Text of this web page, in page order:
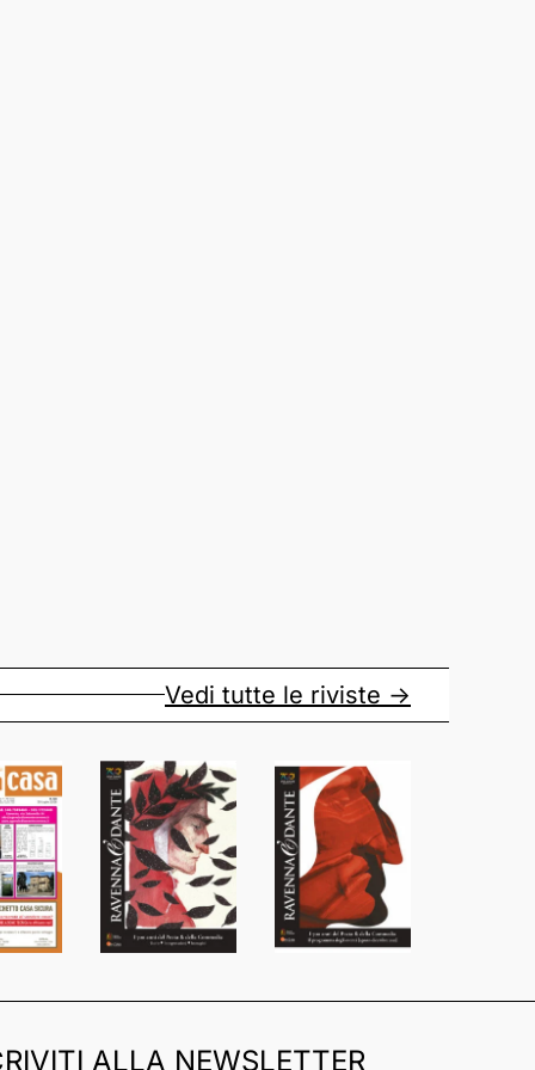
Vedi tutte le riviste ->
ALLA NEWSLETTER